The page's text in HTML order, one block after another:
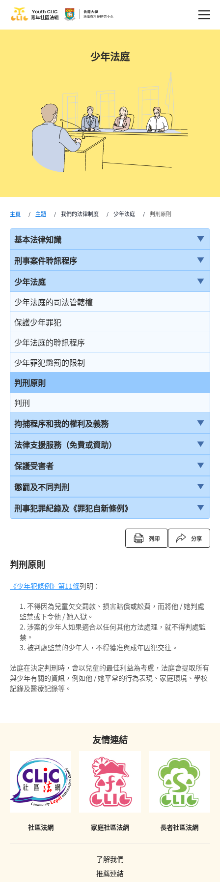
少年法庭
主頁 主題 我們的法律制度 少年法庭 判刑原則
基本法律知識
法治
香港法律來源
刑事訴訟及民事訴訟
事務律師與大律師
簡介律政司
香港法院及司法機構
刑事案件聆訊程序
刑事案件一般聆訊程序
經公訴程序定罪及經簡易程序定罪
首次聆訊
認罪
求情及判刑
認罪對判刑的影響
不認罪
審訊
結案陳詞及裁決
由陪審團審訊
上訴
少年法庭
少年法庭的司法管轄權
保護少年罪犯
少年法庭的聆訊程序
少年罪犯懲罰的限制
判刑原則
判刑
拘捕程序和我的權利及義務
引言
在公眾地方被警察截停和查問
在公眾地方被警察截停和搜身
緘默權
被捕後的權利
扣留被捕人士
錄取供詞
在警署及法庭分隔少年人
被捕人士保釋
投訴警察
法律支援服務（免費或資助）
簡介本港部分法律援助
刑事訴訟法律援助計劃
當值律師計劃
免費法律諮詢計劃——不提供服務的案件類別
電話法律諮詢計劃
保護受害者
受害者的權利
兒童證人
以電視直播聯繫提供證據
書面供詞
懲罰及不同判刑
引言
社會服務令
感化令
勞教中心
教導所
更生中心
感化院
羈留院
補償令
復還令
吊銷駕駛執照
刑事犯罪紀錄及《罪犯自新條例》
簽保守行為
警司警誡計劃
《罪犯自新條例》
《罪犯自新條例》與緩刑
《罪犯自新條例》與羈留的命令
《罪犯自新條例》與社會服務令
《罪犯自新條例》與感化令
必須披露已喪失時效之定罪的情況
不當披露已喪失時效之定罪的懲罰
《罪犯自新條例》只適用於香港
列印 分享
判刑原則
《少年犯條例》 第11條列明：
不得因為兒童欠交罰款、損害賠償或訟費，而將他 / 她判處
監禁或下令他 / 她入獄。
涉案的少年人如果適合以任何其他方法處理，就不得判處監
禁。
被判處監禁的少年人，不得獲准與成年囚犯交往。
法庭在決定判刑時，會以兒童的最佳利益為考慮，法庭會提取所有
與少年有關的資訊，例如他 / 她平常的行為表現、家庭環境、學校
記錄及醫療記錄等。
友情連結
社區法網 家庭社區法網 長者社區法網
了解我們
推薦連結